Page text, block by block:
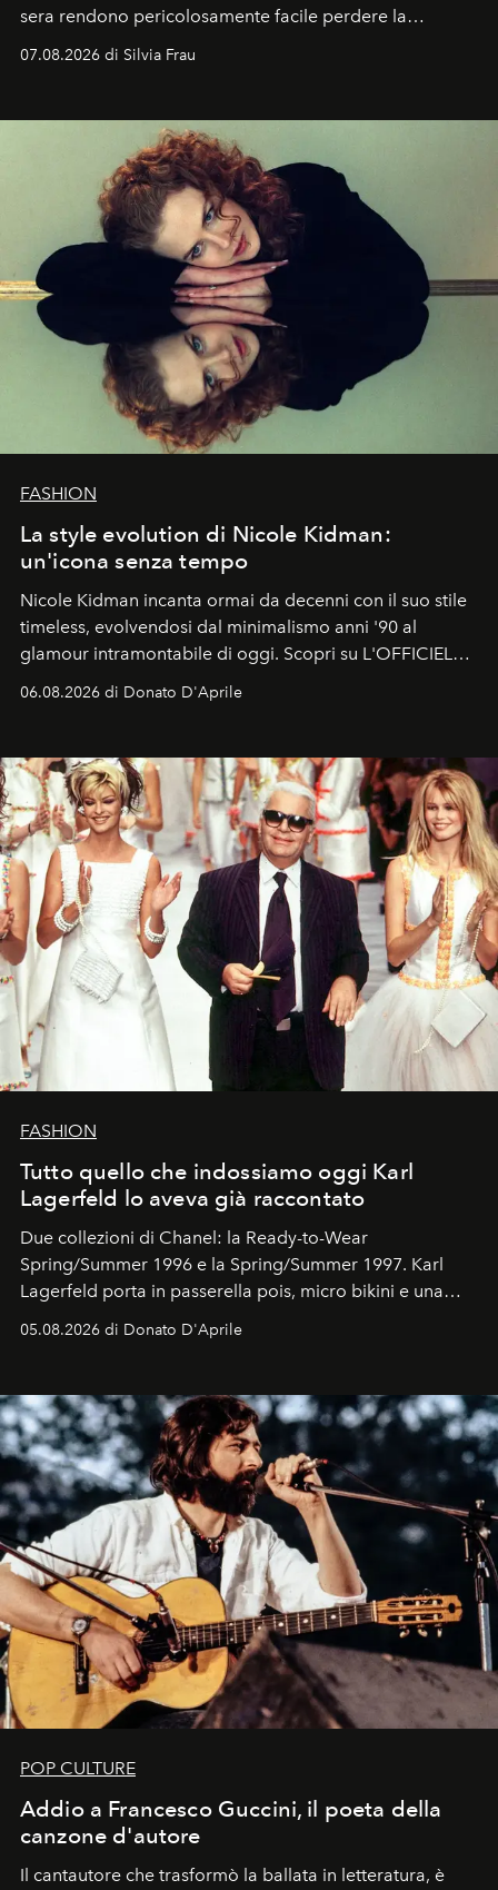
sera rendono pericolosamente facile perdere la
cognizione del tempo. Ma con quadranti così
07.08.2026 di Silvia Frau
FASHION
La style evolution di Nicole Kidman:
un'icona senza tempo
Nicole Kidman incanta ormai da decenni con il suo stile
timeless, evolvendosi dal minimalismo anni '90 al
glamour intramontabile di oggi. Scopri su L'OFFICIEL
Italia la sua style evolution.
06.08.2026 di Donato D'Aprile
FASHION
Tutto quello che indossiamo oggi Karl
Lagerfeld lo aveva già raccontato
Due collezioni di Chanel: la Ready-to-Wear
Spring/Summer 1996 e la Spring/Summer 1997. Karl
Lagerfeld porta in passerella pois, micro bikini e una
logomania pensata per la spiaggia
Kate, Claudia e Carla una dietro l'altra. Trent'anni dopo,
uno dei documenti più contemporanei che abbiamo.
05.08.2026 di Donato D'Aprile
POP CULTURE
Addio a Francesco Guccini, il poeta della
canzone d'autore
Il cantautore che trasformò la ballata in letteratura, è